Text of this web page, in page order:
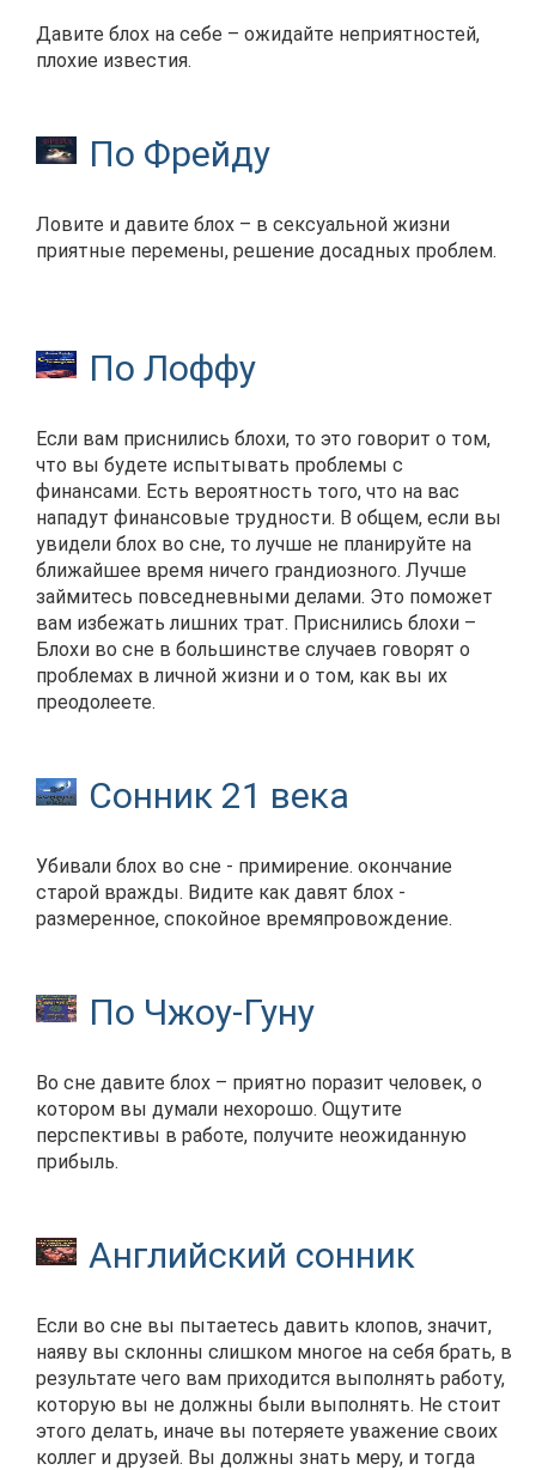
Давите блох на себе – ожидайте неприятностей,
плохие известия.
По Фрейду
Ловите и давите блох – в сексуальной жизни
приятные перемены, решение досадных проблем.
По Лоффу
Если вам приснились блохи, то это говорит о том,
что вы будете испытывать проблемы с
финансами. Есть вероятность того, что на вас
нападут финансовые трудности. В общем, если вы
увидели блох во сне, то лучше не планируйте на
ближайшее время ничего грандиозного. Лучше
займитесь повседневными делами. Это поможет
вам избежать лишних трат. Приснились блохи –
Блохи во сне в большинстве случаев говорят о
проблемах в личной жизни и о том, как вы их
преодолеете.
Сонник 21 века
Убивали блох во сне - примирение. окончание
старой вражды. Видите как давят блох -
размеренное, спокойное времяпровождение.
По Чжоу-Гуну
Во сне давите блох – приятно поразит человек, о
котором вы думали нехорошо. Ощутите
перспективы в работе, получите неожиданную
прибыль.
Английский сонник
Если во сне вы пытаетесь давить клопов, значит,
наяву вы склонны слишком многое на себя брать, в
результате чего вам приходится выполнять работу,
которую вы не должны были выполнять. Не стоит
этого делать, иначе вы потеряете уважение своих
коллег и друзей. Вы должны знать меру, и тогда